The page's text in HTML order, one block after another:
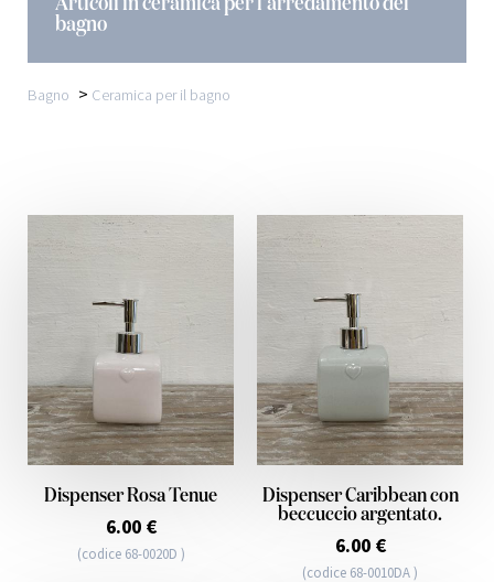
bagno
Bagno > Ceramica per il bagno
Dispenser Rosa Tenue
6.00 €
(codice 68-0020D )
Dispenser Caribbean con
beccuccio argentato.
6.00 €
(codice 68-0010DA )